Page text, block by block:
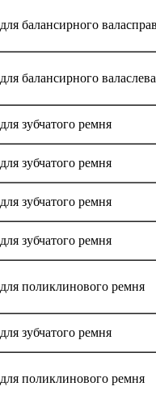
для балансирного
для балансирного валаслева
для зубчатого ремня
для зубчатого ремня
для зубчатого ремня
для зубчатого ремня
для поликлинового ремня
для зубчатого ремня
для поликлинового ремня